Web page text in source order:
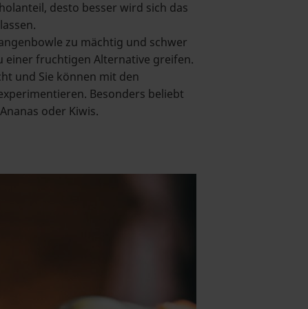
desto besser wird sich das
zu mächtig und schwer
einer fruchtigen Alternative greifen.
und Sie können mit den
Besonders beliebt
oder Kiwis.